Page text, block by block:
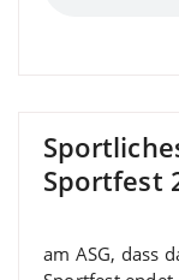
Sportfest
am ASG, dass